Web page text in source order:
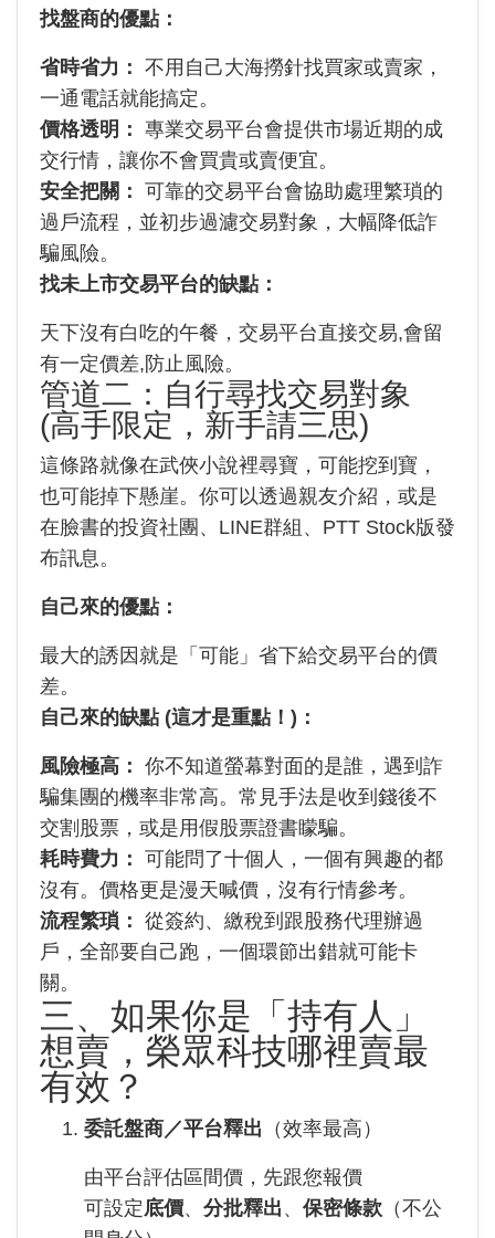
找盤商的優點：
省時省力： 不用自己大海撈針找買家或賣家，
一通電話就能搞定。
價格透明： 專業交易平台會提供市場近期的成
交行情，讓你不會買貴或賣便宜。
安全把關： 可靠的交易平台會協助處理繁瑣的
過戶流程，並初步過濾交易對象，大幅降低詐
騙風險。
找未上市交易平台的缺點：
天下沒有白吃的午餐，交易平台直接交易,會留
有一定價差,防止風險。
管道二：自行尋找交易對象
(高手限定，新手請三思)
這條路就像在武俠小說裡尋寶，可能挖到寶，
也可能掉下懸崖。你可以透過親友介紹，或是
在臉書的投資社團、LINE群組、PTT Stock版發
布訊息。
自己來的優點：
最大的誘因就是「可能」省下給交易平台的價
差。
自己來的缺點 (這才是重點！)：
風險極高： 你不知道螢幕對面的是誰，遇到詐
騙集團的機率非常高。常見手法是收到錢後不
交割股票，或是用假股票證書矇騙。
耗時費力： 可能問了十個人，一個有興趣的都
沒有。價格更是漫天喊價，沒有行情參考。
流程繁瑣： 從簽約、繳稅到跟股務代理辦過
戶，全部要自己跑，一個環節出錯就可能卡
關。
三、如果你是「持有人」
想賣，榮眾科技哪裡賣最
有效？
委託盤商／平台釋出 （效率最高）
由平台評估區間價，先跟您報價
可設定底價、 分批釋出 、 保密條款 （不公